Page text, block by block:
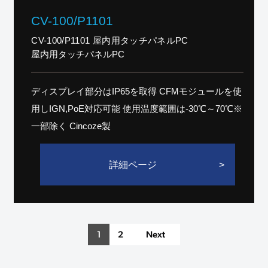
CV-100/P1101
CV-100/P1101 屋内用タッチパネルPC
屋内用タッチパネルPC
ディスプレイ部分はIP65を取得 CFMモジュールを使
用しIGN,PoE対応可能 使用温度範囲は-30℃～70℃※
一部除く Cincoze製
詳細ページ
1 2 Next